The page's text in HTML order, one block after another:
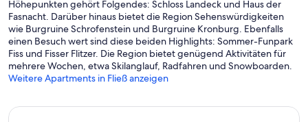
Höhepunkten gehört Folgendes: Schloss Landeck und Haus der
Fasnacht. Darüber hinaus bietet die Region Sehenswürdigkeiten
wie Burgruine Schrofenstein und Burgruine Kronburg. Ebenfalls
einen Besuch wert sind diese beiden Highlights: Sommer-Funpark
Fiss und Fisser Flitzer. Die Region bietet genügend Aktivitäten für
mehrere Wochen, etwa Skilanglauf, Radfahren und Snowboarden.
Weitere Apartments in Fließ anzeigen